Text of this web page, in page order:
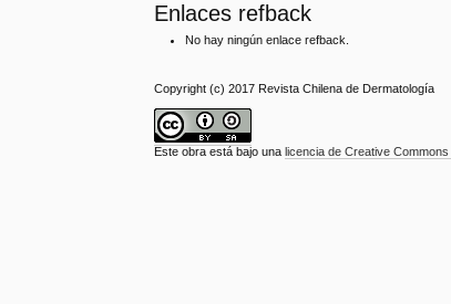
Enlaces refback
No hay ningún enlace refback.
Copyright (c) 2017 Revista Chilena de Dermatología
Este obra está bajo unalicencia de Creative